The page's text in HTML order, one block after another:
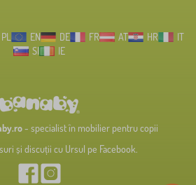
PL EN DE FR AT HR
IT
SI
IE
- specialist în mobilier pentru copii
și discuții cu Ursul pe Facebook.